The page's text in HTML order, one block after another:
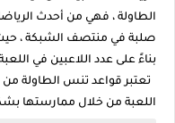
الطاولة ، فهي من أحدث
صلبة في منتصف الشبكة ،
بناءً على عدد اللاعبين في
تعتبر قواعد تنس الطاولة من
اللعبة من خلال ممارستها